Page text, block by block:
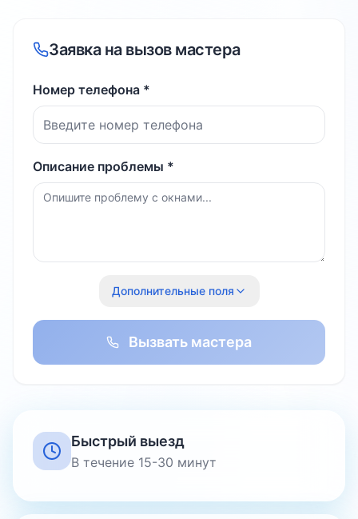
Заявка на вызов мастера
Номер телефона *
Описание проблемы *
Дополнительные поля
Вызвать мастера
Быстрый выезд
В течение 15-30 минут